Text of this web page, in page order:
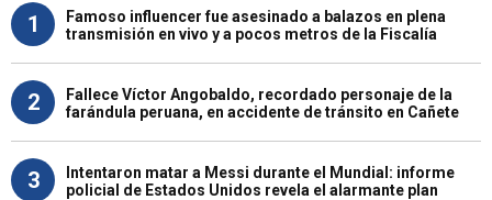
1
Famoso influencer fue asesinado a balazos en plena
transmisión en vivo y a pocos metros de la Fiscalía
2
Fallece Víctor Angobaldo, recordado personaje de la
farándula peruana, en accidente de tránsito en Cañete
3
Intentaron matar a Messi durante el Mundial: informe
policial de Estados Unidos revela el alarmante plan